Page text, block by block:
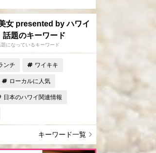
女 presented by ハワイ
話題のキーワード
になっているキーワード
ンチ ワイキキ
ローカルに人気
日本のハワイ関連情報
キーワード一覧